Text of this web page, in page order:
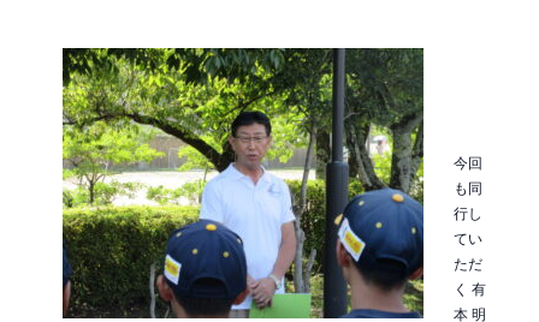
今回
も同
行し
てい
ただ
く 有
本 明